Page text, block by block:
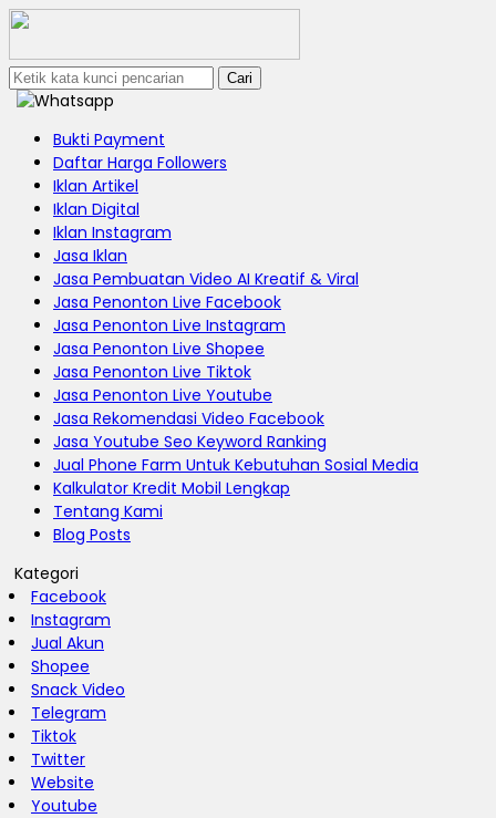
Cari
Bukti Payment
Daftar Harga Followers
Iklan Artikel
Iklan Digital
Iklan Instagram
Jasa Iklan
Jasa Pembuatan Video AI Kreatif & Viral
Jasa Penonton Live Facebook
Jasa Penonton Live Instagram
Jasa Penonton Live Shopee
Jasa Penonton Live Tiktok
Jasa Penonton Live Youtube
Jasa Rekomendasi Video Facebook
Jasa Youtube Seo Keyword Ranking
Jual Phone Farm Untuk Kebutuhan Sosial Media
Kalkulator Kredit Mobil Lengkap
Tentang Kami
Blog Posts
Kategori
Facebook
Instagram
Jual Akun
Shopee
Snack Video
Telegram
Tiktok
Twitter
Website
Youtube